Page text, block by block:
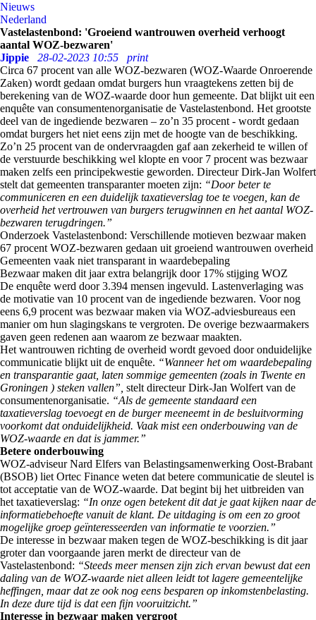
Nieuws
Nederland
Vastelastenbond: 'Groeiend wantrouwen overheid verhoogt
aantal WOZ-bezwaren'
Jippie
28-02-2023 10:55
print
Circa 67 procent van alle WOZ-bezwaren (WOZ-Waarde Onroerende
Zaken) wordt gedaan omdat burgers hun vraagtekens zetten bij de
berekening van de WOZ-waarde door hun gemeente. Dat blijkt uit een
enquête van consumentenorganisatie de Vastelastenbond. Het grootste
deel van de ingediende bezwaren – zo’n 35 procent - wordt gedaan
omdat burgers het niet eens zijn met de hoogte van de beschikking.
Zo’n 25 procent van de ondervraagden gaf aan zekerheid te willen of
de verstuurde beschikking wel klopte en voor 7 procent was bezwaar
maken zelfs een principekwestie geworden. Directeur Dirk-Jan Wolfert
stelt dat gemeenten transparanter moeten zijn: “Door beter te
communiceren en een duidelijk taxatieverslag toe te voegen, kan de
overheid het vertrouwen van burgers terugwinnen en het aantal WOZ-
bezwaren terugdringen.”
Onderzoek Vastelastenbond: Verschillende motieven bezwaar maken
67 procent WOZ-bezwaren gedaan uit groeiend wantrouwen overheid
Gemeenten vaak niet transparant in waardebepaling
Bezwaar maken dit jaar extra belangrijk door 17% stijging WOZ
‌De enquête werd door 3.394 mensen ingevuld. Lastenverlaging was
de motivatie van 10 procent van de ingediende bezwaren. Voor nog
eens 6,9 procent was bezwaar maken via WOZ-adviesbureaus een
manier om hun slagingskans te vergroten. De overige bezwaarmakers
gaven geen redenen aan waarom ze bezwaar maakten.
Het wantrouwen richting de overheid wordt gevoed door onduidelijke
communicatie blijkt uit de enquête. “Wanneer het om waardebepaling
en transparantie gaat, laten sommige gemeenten (zoals in Twente en
Groningen ) steken vallen”, stelt directeur Dirk-Jan Wolfert van de
consumentenorganisatie. “Als de gemeente standaard een
taxatieverslag toevoegt en de burger meeneemt in de besluitvorming
voorkomt dat onduidelijkheid. Vaak mist een onderbouwing van de
WOZ-waarde en dat is jammer.”
Betere onderbouwing
WOZ-adviseur Nard Elfers van Belastingsamenwerking Oost-Brabant
(BSOB) liet Ortec Finance weten dat betere communicatie de sleutel is
tot acceptatie van de WOZ-waarde. Dat begint bij het uitbreiden van
het taxatieverslag: “In onze ogen betekent dit dat je gaat kijken naar de
informatiebehoefte vanuit de klant. De uitdaging is om een zo groot
mogelijke groep geïnteresseerden van informatie te voorzien.”
De interesse in bezwaar maken tegen de WOZ-beschikking is dit jaar
groter dan voorgaande jaren merkt de directeur van de
Vastelastenbond: “Steeds meer mensen zijn zich ervan bewust dat een
daling van de WOZ-waarde niet alleen leidt tot lagere gemeentelijke
heffingen, maar dat ze ook nog eens besparen op inkomstenbelasting.
In deze dure tijd is dat een fijn vooruitzicht.”
Interesse in bezwaar maken vergroot